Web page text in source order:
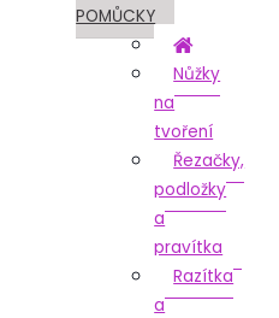
POMŮCKY
Nůžky
na
tvoření
Řezačky,
podložky
a
pravítka
Razítka
a